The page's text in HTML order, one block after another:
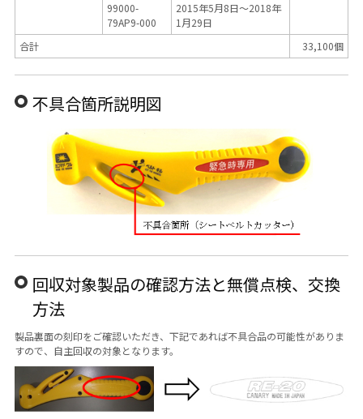
99000-
79AP9-000
2015年5月8日～2018年
1月29日
合計
33,100個
不具合箇所説明図
回収対象製品の確認方法と無償点検、交換
方法
製品裏面の刻印をご確認いただき、下記であれば不具合品の可能性がありま
すので、自主回収の対象となります。